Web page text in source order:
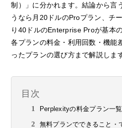
制）」に分かれます。結論から言
うなら月20ドルのProプラン、チ
り40ドルのEnterprise Proが基本
各プランの料金・利用回数・機能
ったプランの選び方まで解説します
目次
Perplexityの料金プラン一
無料プランでできること・